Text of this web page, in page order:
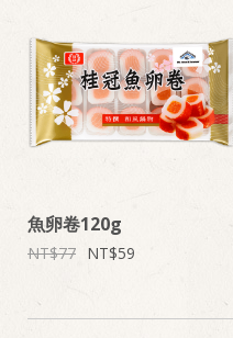
魚卵卷120g
77 59